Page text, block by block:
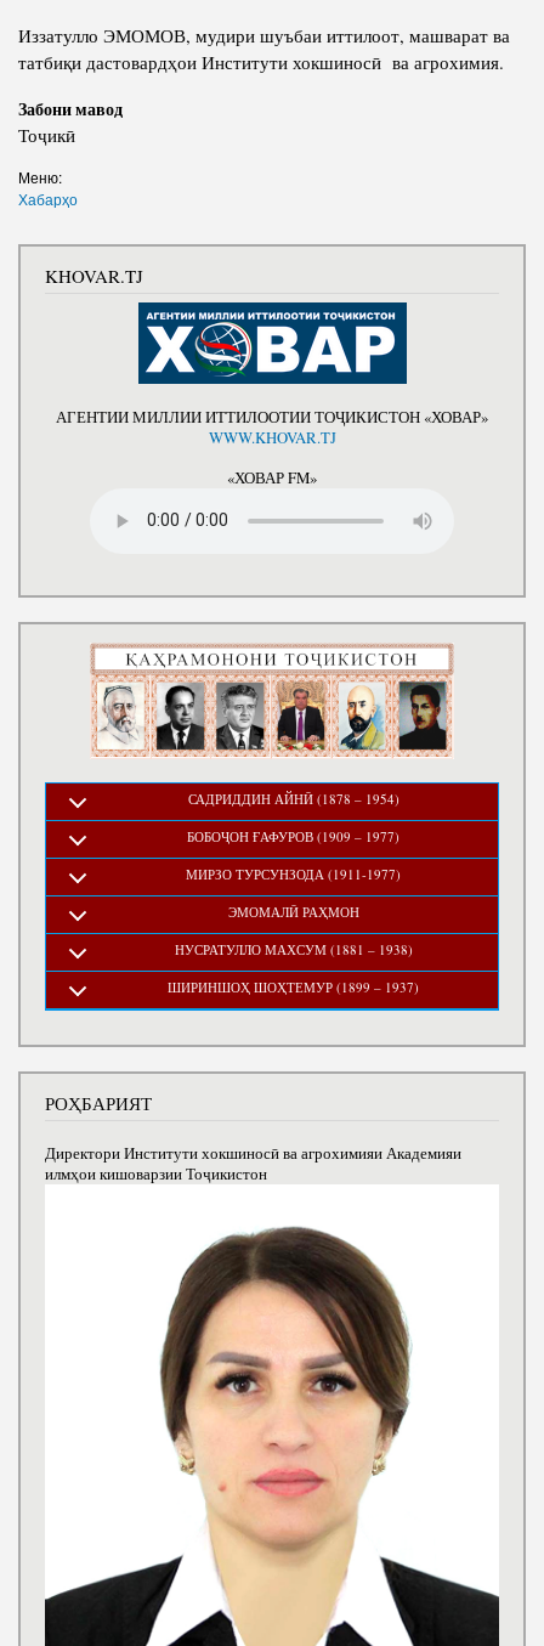
Иззатулло ЭМОМОВ, мудири шуъбаи иттилоот, машварат ва
татбиқи дастовардҳои Институти хокшиносӣ ва агрохимия.
Забони мавод
Тоҷикӣ
Меню:
Хабарҳо
KHOVAR.TJ
АГЕНТИИ МИЛЛИИ ИТТИЛООТИИ ТОҶИКИСТОН «ХОВАР»
WWW.KHOVAR.TJ
«ХОВАР FM»
САДРИДДИН АЙНӢ (1878 – 1954)
БОБОҶОН ҒАФУРОВ (1909 – 1977)
МИРЗО ТУРСУНЗОДА (1911-1977)
ЭМОМАЛӢ РАҲМОН
НУСРАТУЛЛО МАХСУМ (1881 – 1938)
ШИРИНШОҲ ШОҲТЕМУР (1899 – 1937)
РОҲБАРИЯТ
Директори Институти хокшиносӣ ва агрохимияи Академияи
илмҳои кишоварзии Тоҷикистон